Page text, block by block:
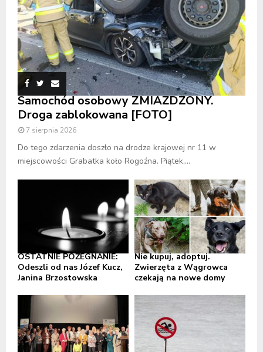
Samochód osobowy ZMIAŻDŻONY.
Droga zablokowana [FOTO]
7 sierpnia 2026
Do tego zdarzenia doszło na drodze krajowej nr 11 w
miejscowości Grabatka koło Rogoźna. Piątek,...
OSTATNIE POŻEGNANIE:
Odeszli od nas Józef Kucz,
Janina Brzostowska
Nie kupuj, adoptuj.
Zwierzęta z Wągrowca
czekają na nowe domy